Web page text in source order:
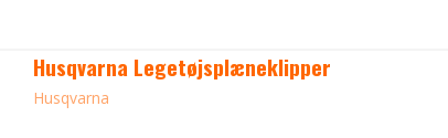
Husqvarna Legetøjsplæneklipper
Husqvarna